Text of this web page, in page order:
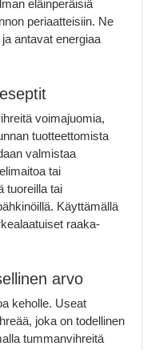
eläinperäisiä
periaatteisiin. Ne
antavat energiaa
voimajuomia,
tuotteettomista
valmistaa
tai
tuoreilla tai
Käyttämällä
raaka-
arvo
keholle. Useat
joka on todellinen
tummanvihreitä